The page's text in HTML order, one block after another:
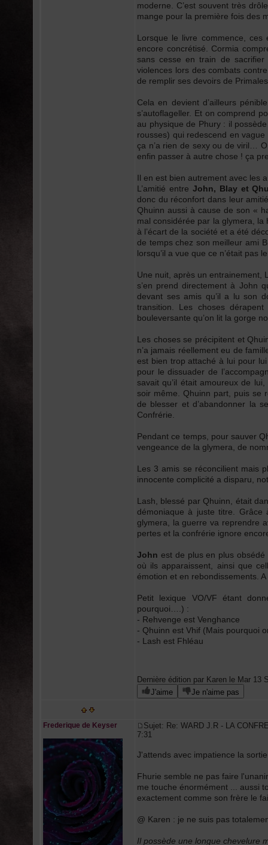
moderne. C’est souvent très
mange pour la première fois des
Lorsque le livre commence,
encore concrétisé. Cormia
sans cesse en train de
violences lors des combats
de remplir ses devoirs de
Cela en devient d’ailleurs
s’autoflageller. Et on comprend
au physique de Phury : il
rousses) qui redescend en
ça n’a rien de sexy ou de viril…
enfin passer à autre chose ! ça
Il en est bien autrement avec les
L’amitié entre John, Blay et
donc du réconfort dans leur
Qhuinn aussi à cause de son «
mal considérée par la glymera,
à l’écart de la société et a été
de temps chez son meilleur ami
lorsqu’il a vue que ce n’était pas
Une nuit, après un entrainement,
s’en prend directement à John
devant ses amis qu’il a lu son
transition. Les choses
bouleversante qu’on lit la gorge
Les choses se précipitent et
n’a jamais réellement eu de
est bien trop attaché à lui pour
pour le dissuader de
savait qu’il était amoureux de
soir même. Qhuinn part, puis se
de blesser et d’abandonner la
Confrérie.
Pendant ce temps, pour sauver
vengeance de la glymera, de
Les 3 amis se réconcilient mais
innocente complicité a disparu,
Lash, blessé par Qhuinn, était
démoniaque à juste titre.
glymera, la guerre va reprendre
pertes et la confrérie ignore
John est de plus en plus obsédé
où ils apparaissent, ainsi que
émotion et en rebondissements.
Petit lexique VO/VF étant
pourquoi….) :
- Rehvenge est Venghance
- Qhuinn est Vhif (Mais pourquoi
- Lash est Fhléau
Dernière édition par Karen le Mar 13
J'aime
Je n'aime pas
Frederique de Keyser
Sujet: Re: WARD J.R - LA
7:31
J'attends avec impatience la
Fhurie semble ne pas faire
me touche énormément ... aussi
exactement comme son frère le
@ Karen : je ne suis pas
Il possède une longue chevelure